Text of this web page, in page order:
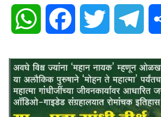
WhatsApp Facebook Twitter